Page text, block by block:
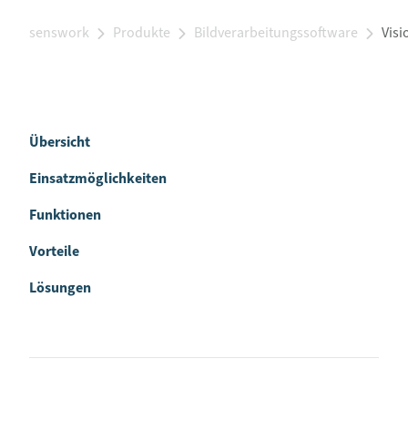
senswork Produkte Bildverarbeitungssoftware
Übersicht
Einsatzmöglichkeiten
Funktionen
Vorteile
Lösungen